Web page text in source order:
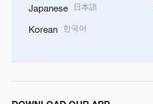
Japanese 日本語
Korean 한국어